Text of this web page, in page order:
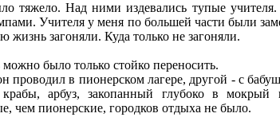
тяжело. Над ними издевались тупые
Учителя у меня по большей части были
загоняли. Куда только не загоняли.
можно было только стойко переносить.
проводил в пионерском лагере, другой - с
арбуз, закопанный глубоко в
чем пионерские, городков отдыха не было.